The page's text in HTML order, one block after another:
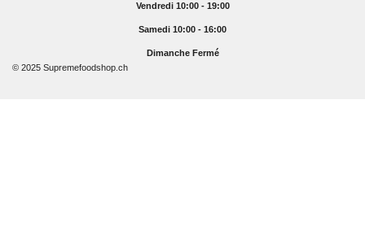
Vendredi 10:00 - 19:00
Samedi 10:00 - 16:00
Dimanche Fermé
© 2025 Supremefoodshop.ch